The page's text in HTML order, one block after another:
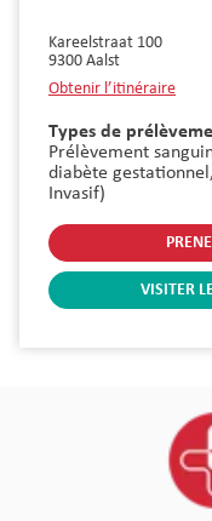
Kareelstraat 100
9300 Aalst
Obtenir l’itinéraire
Types de
Prélèvement
diabète gestationnel,
Invasif)
VISITER